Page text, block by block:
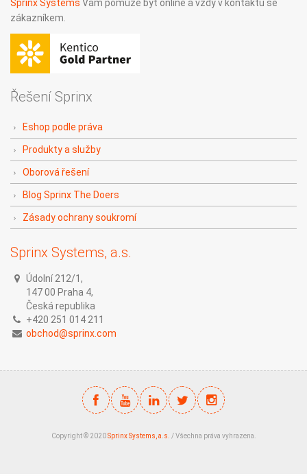
Sprinx Systems Vám pomůže být online a vždy v kontaktu se
zákazníkem.
Řešení Sprinx
Eshop podle práva
Produkty a služby
Oborová řešení
Blog Sprinx The Doers
Zásady ochrany soukromí
Sprinx Systems, a.s.
Údolní 212/1,
147 00 Praha 4,
Česká republika
+420 251 014 211
obchod@sprinx.com
Copyright © 2020Sprinx Systems, a.s. / Všechna práva vyhrazena.